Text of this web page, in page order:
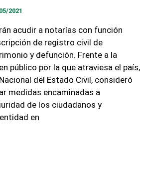
2021
acudir a notarías con función
de registro civil de
y defunción. Frente a la
público por la que atraviesa el país,
del Estado Civil, consideró
medidas encaminadas a
de los ciudadanos y
en